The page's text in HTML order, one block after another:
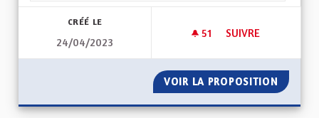
CRÉÉ LE
24/04/2023
51 51 ABONNÉS
SUIVRE
VOIR LA PROPOSITION